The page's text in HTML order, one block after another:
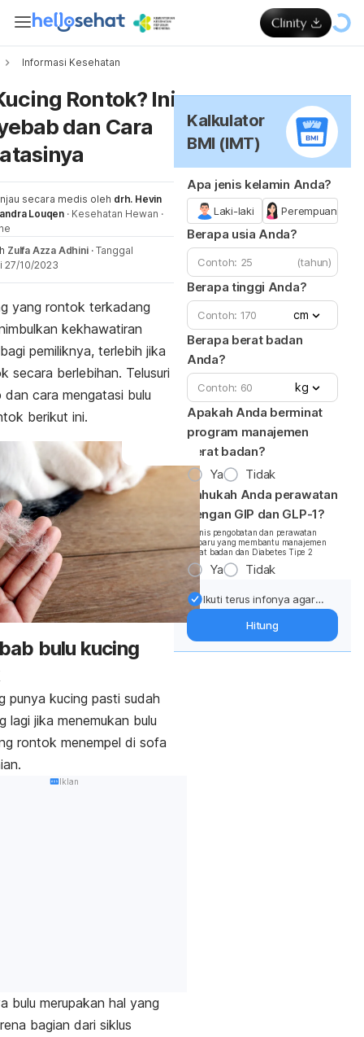
Informasi Kesehatan
Rontok? Ini
dan Cara
secara medis oleh drh. Hevin
Louqen · Kesehatan Hewan ·
Zulfa Azza Adhini · Tanggal
27/10/2023
yang rontok terkadang
kekhawatiran
pemiliknya, terlebih jika
secara berlebihan. Telusuri
dan cara mengatasi bulu
berikut ini.
bulu kucing
punya kucing pasti sudah
lagi jika menemukan bulu
rontok menempel di sofa
Iklan
bulu merupakan hal yang
bagian dari siklus
Kalkulator
BMI (IMT)
Apa jenis kelamin Anda?
Laki-laki Perempuan
Berapa usia Anda?
(tahun)
Berapa tinggi Anda?
cm
Berapa berat badan
Anda?
kg
Apakah Anda berminat
program manajemen
berat badan?
Ya
Tidak
Tahukah Anda perawatan
dengan GIP dan GLP-1?
*Jenis pengobatan dan perawatan
terbaru yang membantu manajemen
berat badan dan Diabetes Tipe 2
Ya Tidak
Ikuti terus infonya agar
Dapatkan update dari
Hitung